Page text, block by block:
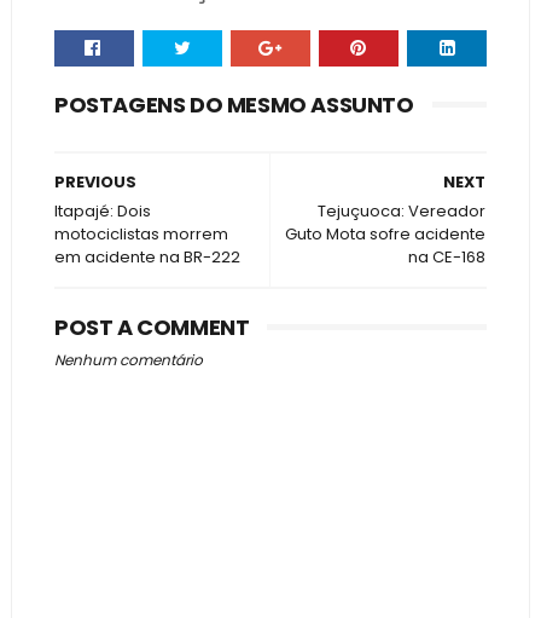
POSTAGENS DO MESMO ASSUNTO
NEXT
Tejuçuoca: Vereador
Guto Mota sofre acidente
na CE-168
PREVIOUS
Itapajé: Dois
motociclistas morrem
em acidente na BR-222
POST A COMMENT
Nenhum comentário